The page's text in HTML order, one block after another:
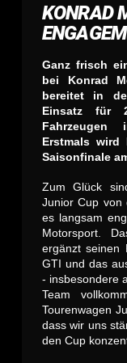
KONRAD
Ganz frisch
bei Konrad
bereitet in
Einsatz für
Fahrzeugen
Erstmals wird
Saisonfinale
Zum Glück
Junior Cup von
es langsam
Motorsport.
ergänzt seinen
GTI und das
- insbesondere
Team
Tourenwagen
dass wir uns
den Cup